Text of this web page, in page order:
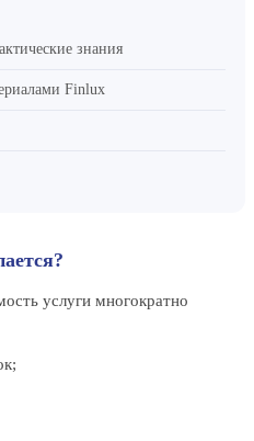
знания
Finlux
услуги многократно